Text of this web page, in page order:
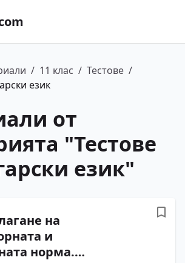
/ 11 клас / Тестове /
език
от
"Тестове
език"
на
и
норма.